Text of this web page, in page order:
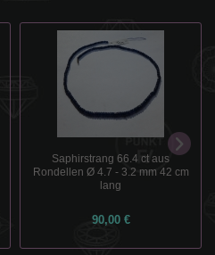
Saphirstrang 66.4 ct aus
Rondellen Ø 4.7 - 3.2 mm 42 cm
lang
90,00 €